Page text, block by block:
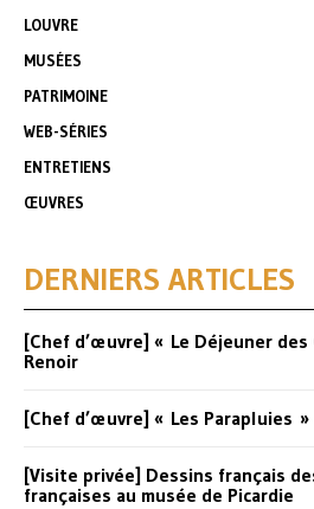
LOUVRE
MUSÉES
PATRIMOINE
WEB-SÉRIES
ENTRETIENS
ŒUVRES
DERNIERS ARTICLES
[Chef d’œuvre] « Le Déjeuner
Renoir
[Chef d’œuvre] « Les Parapluies »
[Visite privée] Dessins français
françaises au musée de Picardie